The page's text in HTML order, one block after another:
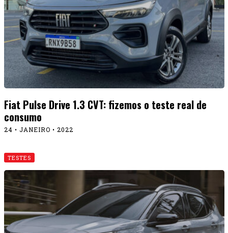
Fiat Pulse Drive 1.3 CVT: fizemos o teste real de
consumo
24 • JANEIRO • 2022
TESTES